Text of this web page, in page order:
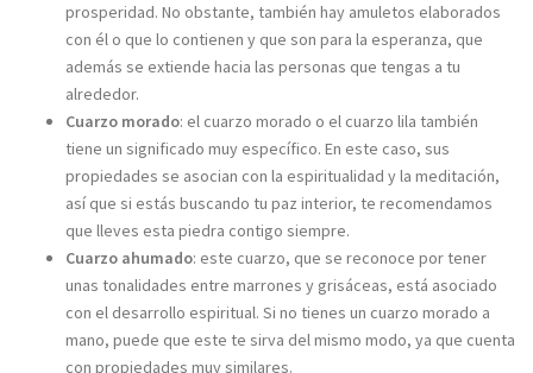
prosperidad. No obstante, también hay amuletos elaborados
con él o que lo contienen y que son para la esperanza, que
además se extiende hacia las personas que tengas a tu
alrededor.
Cuarzo morado: el cuarzo morado o el cuarzo lila también
tiene un significado muy específico. En este caso, sus
propiedades se asocian con la espiritualidad y la meditación,
así que si estás buscando tu paz interior, te recomendamos
que lleves esta piedra contigo siempre.
Cuarzo ahumado: este cuarzo, que se reconoce por tener
unas tonalidades entre marrones y grisáceas, está asociado
con el desarrollo espiritual. Si no tienes un cuarzo morado a
mano, puede que este te sirva del mismo modo, ya que cuenta
con propiedades muy similares.